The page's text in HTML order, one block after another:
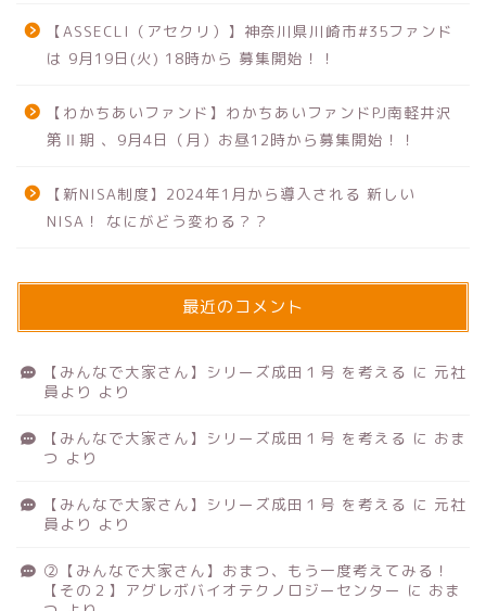
【ASSECLI（アセクリ）】神奈川県川崎市#35ファンド
は 9月19日(火) 18時から 募集開始！！
【わかちあいファンド】わかちあいファンドPJ南軽井沢
第Ⅱ期 、9月4日（月）お昼12時から募集開始！！
【新NISA制度】2024年1月から導入される 新しい
NISA！ なにがどう変わる？？
最近のコメント
【みんなで大家さん】シリーズ成田１号 を考える に 元社
員より より
【みんなで大家さん】シリーズ成田１号 を考える に おま
つ より
【みんなで大家さん】シリーズ成田１号 を考える に 元社
員より より
②【みんなで大家さん】おまつ、もう一度考えてみる！
【その２】アグレボバイオテクノロジーセンター に おま